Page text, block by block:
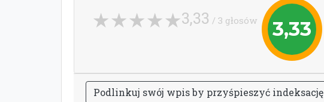
3,33
3,33 / 3 głosów
Podlinkuj swój wpisby przyśpieszyć indeksację